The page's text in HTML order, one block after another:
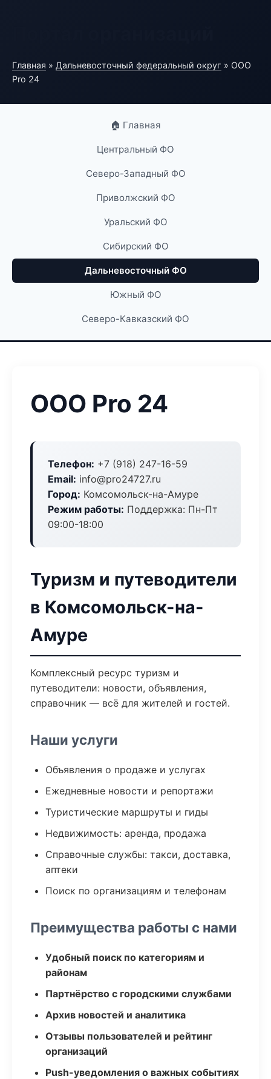
Главная » Дальневосточный федеральный округ » ООО
Pro 24
🏠 Главная
Центральный ФО
Северо-Западный ФО
Приволжский ФО
Уральский ФО
Сибирский ФО
Дальневосточный ФО
Южный ФО
Северо-Кавказский ФО
ООО Pro 24
Телефон: +7 (918) 247-16-59
Email: info@pro24727.ru
Город: Комсомольск-на-Амуре
Режим работы: Поддержка: Пн-Пт
09:00-18:00
Туризм и путеводители
в Комсомольск-на-
Амуре
Комплексный ресурс туризм и
путеводители: новости, объявления,
справочник — всё для жителей и гостей.
Наши услуги
Объявления о продаже и услугах
Ежедневные новости и репортажи
Туристические маршруты и гиды
Недвижимость: аренда, продажа
Справочные службы: такси, доставка,
аптеки
Поиск по организациям и телефонам
Преимущества работы с нами
Удобный поиск по категориям и
районам
Партнёрство с городскими службами
Архив новостей и аналитика
Отзывы пользователей и рейтинг
организаций
Push-уведомления о важных событиях